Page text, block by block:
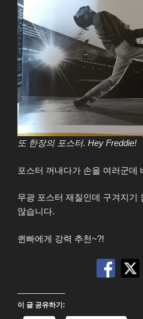
또 한장의 포스터. Hey Freddie!
포스터 꺼내다가 손을 여러군데
무광 포스터 재질인데 구겨지기
않습니다.
퀸빠에게 강력 추천~?!
이 글 공유하기: